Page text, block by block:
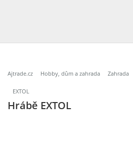
Ajtrade.cz Hobby, dům a zahrada Zahrada
EXTOL
Hrábě EXTOL